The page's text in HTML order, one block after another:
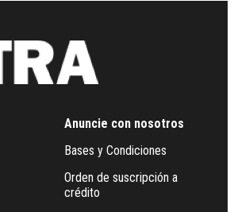
Anuncie con nosotros
Bases y Condiciones
Orden de suscripción a
crédito